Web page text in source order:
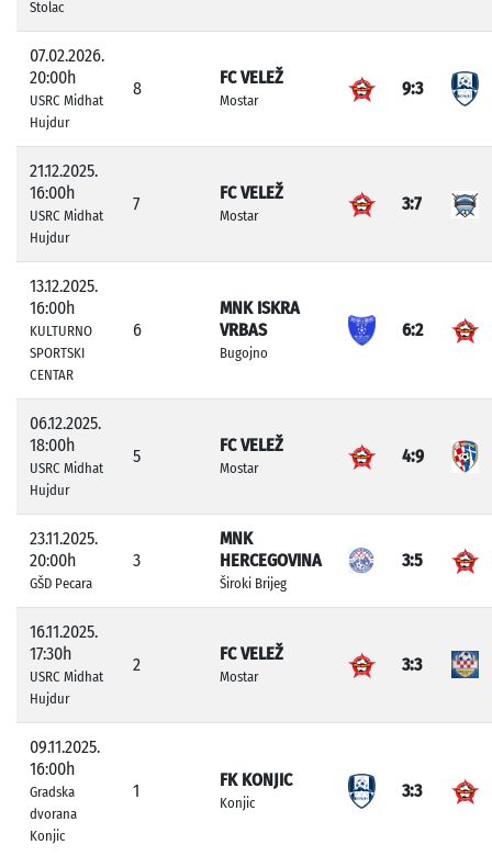
Stolac
07.02.2026.
20:00h
USRC Midhat
Hujdur
8
FC VELEŽ
Mostar
9:3
21.12.2025.
16:00h
USRC Midhat
Hujdur
7
FC VELEŽ
Mostar
3:7
13.12.2025.
16:00h
KULTURNO
SPORTSKI
CENTAR
6
MNK ISKRA
VRBAS
Bugojno
6:2
06.12.2025.
18:00h
USRC Midhat
Hujdur
5
FC VELEŽ
Mostar
4:9
23.11.2025.
20:00h
GŠD Pecara
3
MNK
HERCEGOVINA
Široki Brijeg
3:5
16.11.2025.
17:30h
USRC Midhat
Hujdur
2
FC VELEŽ
Mostar
3:3
09.11.2025.
16:00h
Gradska
dvorana
Konjic
1
FK KONJIC
Konjic
3:3